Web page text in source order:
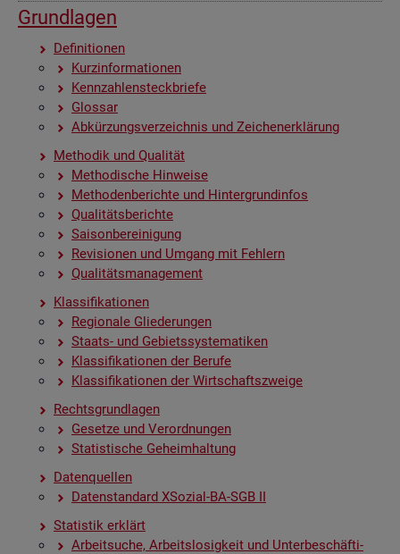
Grund­la­gen
De­fi­ni­tio­nen
Kurz­in­for­ma­tio­nen
Kenn­zah­len­steck­brie­fe
Glos­sar
Ab­kür­zungs­ver­zeich­nis und Zei­chen­er­klä­rung
Me­tho­dik und Qua­li­tät
Me­tho­di­sche Hin­wei­se
Me­tho­den­be­rich­te und Hin­ter­grund­in­fos
Qua­li­täts­be­rich­te
Sai­son­be­rei­ni­gung
Re­vi­sio­nen und Um­gang mit Feh­lern
Qua­li­täts­ma­nage­ment
Klas­si­fi­ka­tio­nen
Re­gio­na­le Glie­de­run­gen
Staats- und Ge­biets­sys­te­ma­ti­ken
Klas­si­fi­ka­tio­nen der Be­ru­fe
Klas­si­fi­ka­tio­nen der Wirt­schafts­zwei­ge
Rechts­grund­la­gen
Ge­set­ze und Ver­ord­nun­gen
Sta­tis­ti­sche Ge­heim­hal­tung
Da­ten­quel­len
Da­ten­stan­dard XSo­zi­al-BA-SGB II
Sta­tis­tik er­klärt
Ar­beit­su­che, Ar­beits­lo­sig­keit und Un­ter­be­schäf­ti­